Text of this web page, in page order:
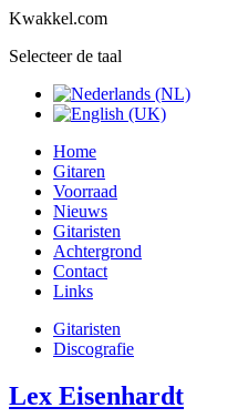
Kwakkel.com
Selecteer de taal
Home
Gitaren
Voorraad
Nieuws
Gitaristen
Achtergrond
Contact
Links
Gitaristen
Discografie
Lex Eisenhardt